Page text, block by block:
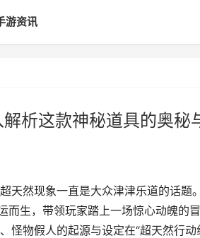
游资讯
析这款神秘道具的奥秘
天然现象一直是大众津津乐道的话题
而生，带领玩家踏上一场惊心动魄的
怪物假人的起源与设定在“超天然行